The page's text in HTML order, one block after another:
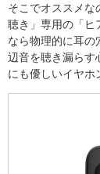
そこでオススメな
聴き」専用の「ヒ
なら物理的に耳の
辺音を聴き漏らす
にも優しいイヤホ